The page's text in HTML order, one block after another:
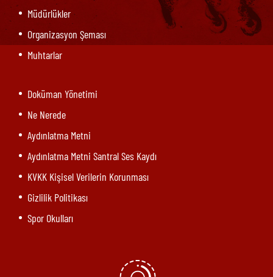
Müdürlükler
Organizasyon Şeması
Muhtarlar
Doküman Yönetimi
Ne Nerede
Aydınlatma Metni
Aydınlatma Metni Santral Ses Kaydı
KVKK Kişisel Verilerin Korunması
Gizlilik Politikası
Spor Okulları